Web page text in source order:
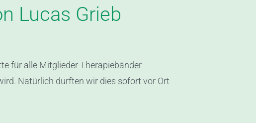
Lucas Grieb
für alle Mitglieder Therapiebänder
Natürlich durften wir dies sofort vor Ort